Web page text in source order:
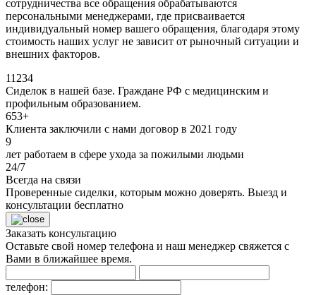
сотрудничества все обращения обрабатываются
персональными менеджерами, где присваивается
индивидуальный номер вашего обращения, благодаря этому
стоимость наших услуг не зависит от рыночный ситуации и
внешних факторов.
11234
Сиделок в нашей базе. Граждане РФ с медицинским и
профильным образованием.
653+
Клиента заключили с нами договор в 2021 году
9
лет работаем в сфере ухода за пожилыми людьми
24/7
Всегда на связи
Проверенные сиделки, которым можно доверять. Выезд и
консультации бесплатно
Заказать консультацию
Оставьте свой номер телефона и наш менеджер свяжется с
Вами в ближайшее время.
телефон: